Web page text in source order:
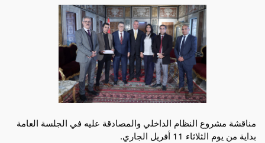
بداية من يوم الثلاثاء 11 أفريل الجاري.